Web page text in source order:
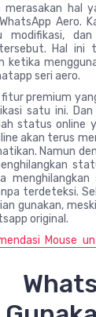
merasakan hal
Aero.
modifikasi,
Hal ini
ketika
seri aero.
premium
satu ini.
status online
akan terus
Namun
terdeteksi.
gunakan,
original.
Mouse